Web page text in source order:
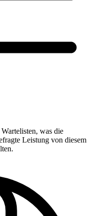
was die
Leistung von diesem